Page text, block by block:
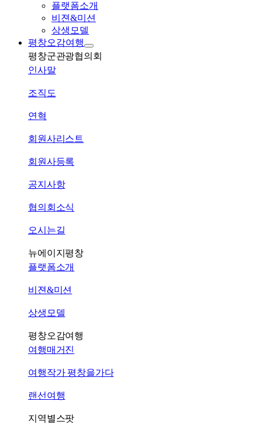
플랫폼소개
비젼&미션
상생모델
평창오감여행
평창군관광협의회
인사말
조직도
연혁
회원사리스트
회원사등록
공지사항
협의회소식
오시는길
뉴에이지평창
플랫폼소개
비젼&미션
상생모델
평창오감여행
여행매거진
여행작가 평창을가다
랜선여행
지역별스팟